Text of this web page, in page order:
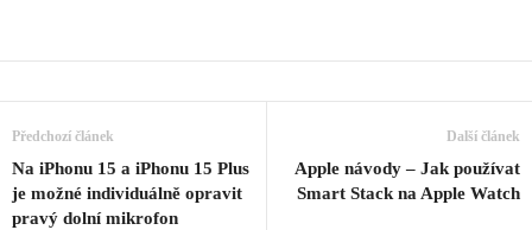
Předchozí článek
Na iPhonu 15 a iPhonu 15 Plus
je možné individuálně opravit
pravý dolní mikrofon
Další článek
Apple návody – Jak používat
Smart Stack na Apple Watch